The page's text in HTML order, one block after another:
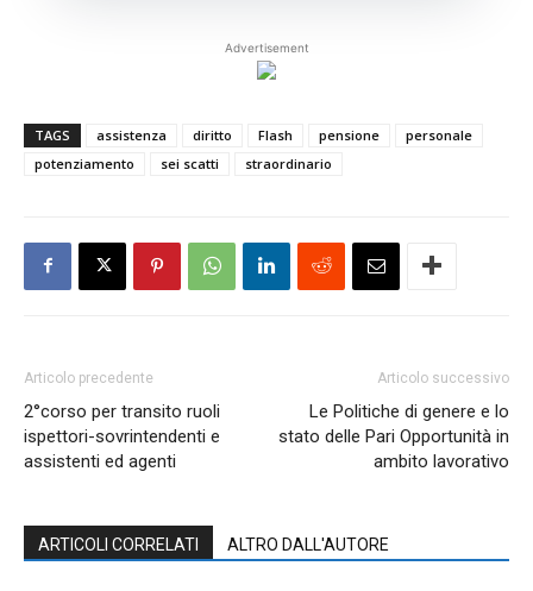
Advertisement
TAGS assistenza diritto Flash pensione
personale
potenziamento
sei scatti straordinario
Articolo precedente
2°corso per transito ruoli
ispettori-sovrintendenti e
assistenti ed agenti
Articolo successivo
Le Politiche di genere e lo
stato delle Pari Opportunità in
ambito lavorativo
ARTICOLI CORRELATI ALTRO DALL'AUTORE